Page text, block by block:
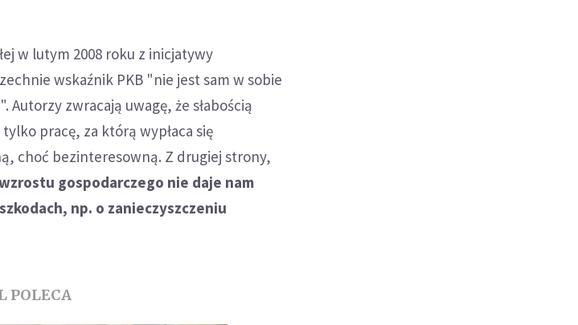
w lutym 2008 roku z inicjatywy
wskaźnik PKB "nie jest sam w sobie
Autorzy zwracają uwagę, że słabością
pracę, za którą wypłaca się
choć bezinteresowną. Z drugiej strony,
gospodarczego nie daje nam
np. o zanieczyszczeniu
POLECA